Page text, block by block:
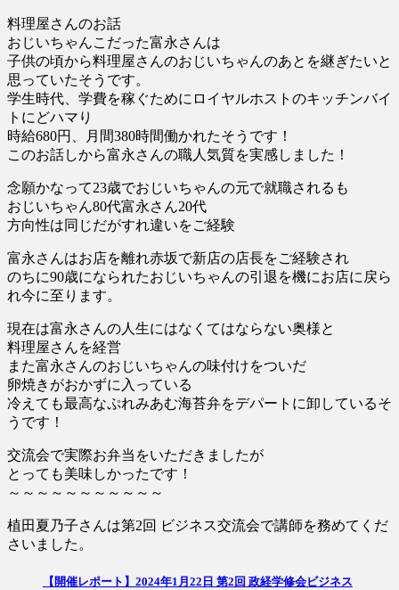
料理屋さんのお話
おじいちゃんこだった富永さんは
子供の頃から料理屋さんのおじいちゃんのあとを継ぎたいと
思っていたそうです。
学生時代、学費を稼ぐためにロイヤルホストのキッチンバイ
トにどハマり
時給680円、月間380時間働かれたそうです！
このお話しから富永さんの職人気質を実感しました！
念願かなって23歳でおじいちゃんの元で就職されるも
おじいちゃん80代富永さん20代
方向性は同じだがすれ違いをご経験
富永さんはお店を離れ赤坂で新店の店長をご経験され
のちに90歳になられたおじいちゃんの引退を機にお店に戻ら
れ今に至ります。
現在は富永さんの人生にはなくてはならない奥様と
料理屋さんを経営
また富永さんのおじいちゃんの味付けをついだ
卵焼きがおかずに入っている
冷えても最高なぷれみあむ海苔弁をデパートに卸しているそ
うです！
交流会で実際お弁当をいただきましたが
とっても美味しかったです！
～～～～～～～～～～～
植田夏乃子さんは第2回 ビジネス交流会で講師を務めてくだ
さいました。
【開催レポート】2024年1月22日 第2回 政経学修会ビジネス